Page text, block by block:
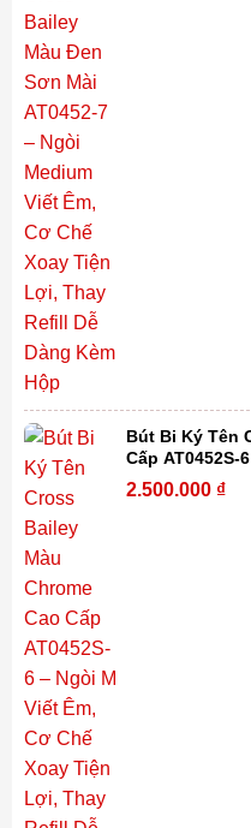
Bút Bi Ký Tên
Cấp AT0452S-
Xoay Tiện Lợi,
2.500.000 ₫